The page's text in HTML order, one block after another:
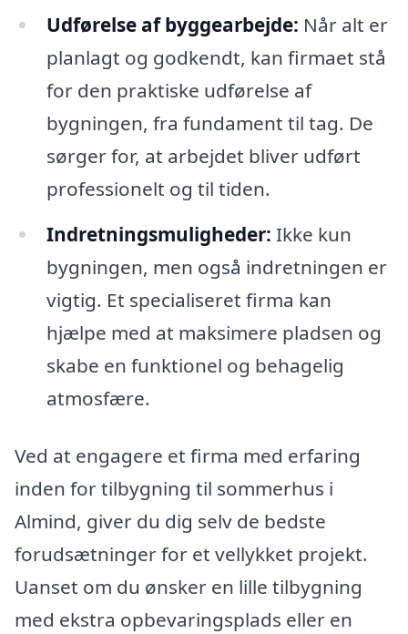
Udførelse af byggearbejde: Når alt er
planlagt og godkendt, kan firmaet stå
for den praktiske udførelse af
bygningen, fra fundament til tag. De
sørger for, at arbejdet bliver udført
professionelt og til tiden.
Indretningsmuligheder: Ikke kun
bygningen, men også indretningen er
vigtig. Et specialiseret firma kan
hjælpe med at maksimere pladsen og
skabe en funktionel og behagelig
atmosfære.
Ved at engagere et firma med erfaring
inden for tilbygning til sommerhus i
Almind, giver du dig selv de bedste
forudsætninger for et vellykket projekt.
Uanset om du ønsker en lille tilbygning
med ekstra opbevaringsplads eller en